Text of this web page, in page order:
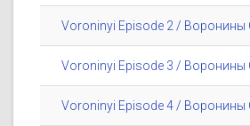
Voroninyi Episode 2 / Воронины
Voroninyi Episode 3 / Воронины
Voroninyi Episode 4 / Воронины